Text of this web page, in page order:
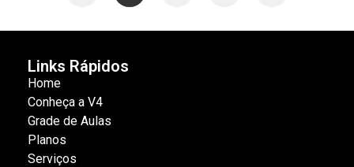
Links Rápidos
Home
Conheça a V4
Grade de Aulas
Planos
Serviços